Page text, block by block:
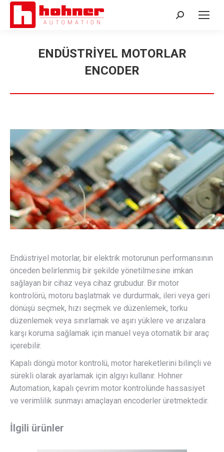
Search:
ENDÜSTRİYEL MOTORLAR
ENCODER
Endüstriyel motorlar, bir elektrik motorunun performansının
önceden belirlenmiş bir şekilde yönetilmesine imkan
sağlayan bir cihaz veya cihaz grubudur. Bir motor
kontrolörü, motoru başlatmak ve durdurmak, ileri veya geri
dönüşü seçmek, hızı seçmek ve düzenlemek, torku
düzenlemek veya sınırlamak ve aşırı yüklere ve arızalara
karşı koruma sağlamak için manuel veya otomatik bir araç
içerebilir.
Kapalı döngü motor kontrolü, motor hareketlerini bilinçli ve
sürekli olarak ayarlamak için algıyı kullanır. Hohner
Automation, kapalı çevrim motor kontrolünde hassasiyet
ve verimlilik sunmayı amaçlayan encoderler üretmektedir.
İlgili ürünler